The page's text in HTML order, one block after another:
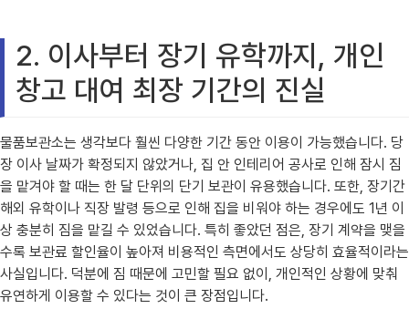
2. 이사부터 장기 유학까지, 개인
창고 대여 최장 기간의 진실
물품보관소는 생각보다 훨씬 다양한 기간 동안 이용이 가능했습니다. 당
장 이사 날짜가 확정되지 않았거나, 집 안 인테리어 공사로 인해 잠시 짐
을 맡겨야 할 때는 한 달 단위의 단기 보관이 유용했습니다. 또한, 장기간
해외 유학이나 직장 발령 등으로 인해 집을 비워야 하는 경우에도 1년 이
상 충분히 짐을 맡길 수 있었습니다. 특히 좋았던 점은, 장기 계약을 맺을
수록 보관료 할인율이 높아져 비용적인 측면에서도 상당히 효율적이라는
사실입니다. 덕분에 짐 때문에 고민할 필요 없이, 개인적인 상황에 맞춰
유연하게 이용할 수 있다는 것이 큰 장점입니다.